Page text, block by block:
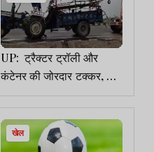
UP: ट्रैक्टर ट्रॉली और
कंटेनर की जोरदार टक्कर, 8
श्रद्धालुओं की मौत, 43 घायल
खेल